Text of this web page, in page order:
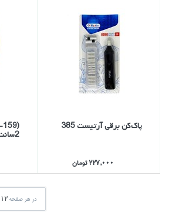
پاك‌كن برقي آرتيست 385
227,000 تومان
2سانت
در هر صفحه12